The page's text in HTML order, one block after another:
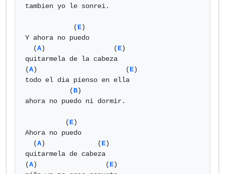
tambien yo le sonrei.
            (
E)
Y ahora no puedo
  (
A)                 (E)
quitarmela de la cabeza
(A)                      (E)
todo el dia pienso en ella
           (
B)
ahora no puedo ni dormir.
          (
E)
Ahora no puedo
  (
A)             (E)
quitarmela de cabeza
(A)                 (E)